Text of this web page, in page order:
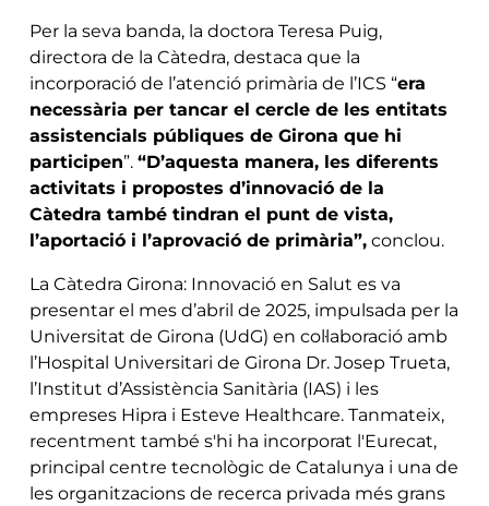
Per la seva banda, la doctora Teresa Puig,
directora de la Càtedra, destaca que la
incorporació de l’atenció primària de l’ICS “era
necessària per tancar el cercle de les entitats
assistencials públiques de Girona que hi
participen”. “D’aquesta manera, les diferents
activitats i propostes d’innovació de la
Càtedra també tindran el punt de vista,
l’aportació i l’aprovació de primària”, conclou.
La Càtedra Girona: Innovació en Salut es va
presentar el mes d’abril de 2025, impulsada per la
Universitat de Girona (UdG) en col·laboració amb
l’Hospital Universitari de Girona Dr. Josep Trueta,
l’Institut d’Assistència Sanitària (IAS) i les
empreses Hipra i Esteve Healthcare. Tanmateix,
recentment també s'hi ha incorporat l'Eurecat,
principal centre tecnològic de Catalunya i una de
les organitzacions de recerca privada més grans